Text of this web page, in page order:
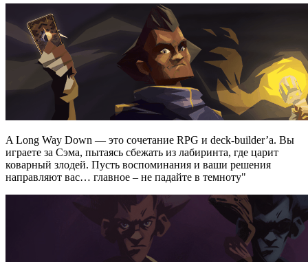
A Long Way Down — это сочетание RPG и deck-builder’а. Вы
играете за Сэма, пытаясь сбежать из лабиринта, где царит
коварный злодей. Пусть воспоминания и ваши решения
направляют вас… главное – не падайте в темноту"